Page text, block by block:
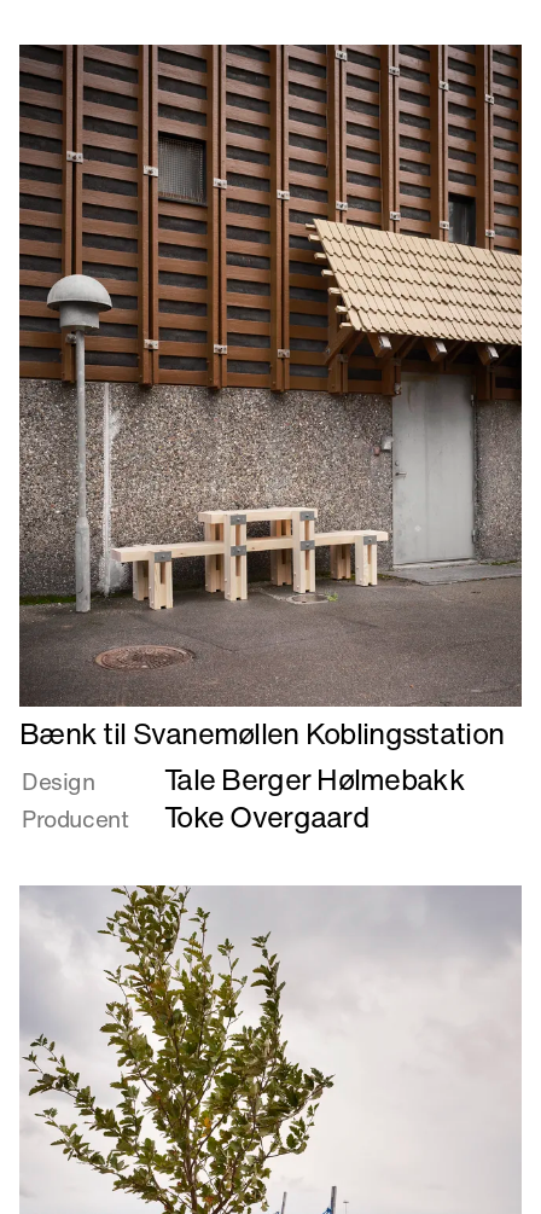
Læs
mere
om
Bænk
til
Koblingsstation
Bænk til Svanemøllen Koblingsstation
Design Tale Berger Hølmebakk
Producent Toke Overgaard